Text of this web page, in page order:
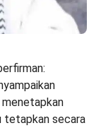
menetapkan
tetapkan secara